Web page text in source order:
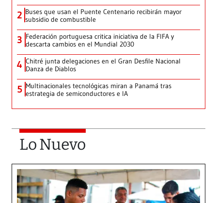
2 Buses que usan el Puente Centenario recibirán mayor
subsidio de combustible
3 Federación portuguesa critica iniciativa de la FIFA y
descarta cambios en el Mundial 2030
4 Chitré junta delegaciones en el Gran Desfile Nacional
Danza de Diablos
5 Multinacionales tecnológicas miran a Panamá tras
estrategia de semiconductores e IA
Lo Nuevo